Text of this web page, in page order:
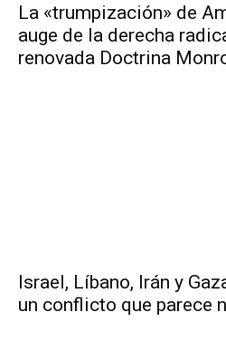
La «trumpización» de
auge de la derecha
renovada Doctrina
Israel, Líbano, Irán y
un conflicto que parece